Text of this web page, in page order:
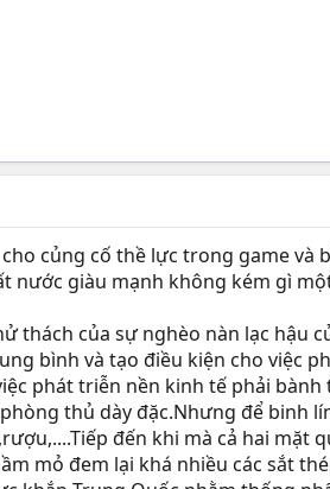
củng cố thề lực trong game
giàu mạnh không kém gì
thách của sự nghèo nàn lạc hậu
bình và tạo điều kiện cho việc
phát triễn nền kinh tế phải
thủ dày đặc.Nhưng để binh
đến khi mà cả hai mặt
mỏ đem lại khá nhiều các sắt